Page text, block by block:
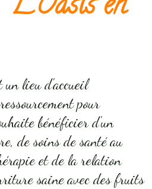
lieu d'accueil
pour
bénéficier d'un
de soins de santé au
et de la relation
saine avec des fruits